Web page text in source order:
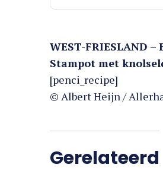
WEST-FRIESLAND
Stampot met
[penci_recipe]
© Albert Heijn /
Gerelateerd